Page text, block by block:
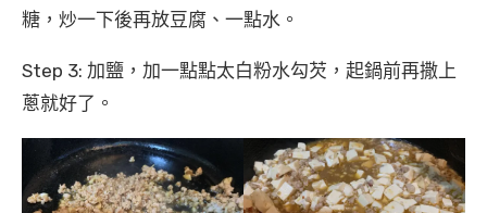
糖，炒一下後再放豆腐、一點水。
Step 3: 加鹽，加一點點太白粉水勾芡，起鍋前再撒上
蔥就好了。